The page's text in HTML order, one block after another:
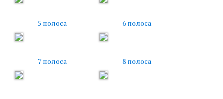
5 полоса 6 полоса
7 полоса 8 полоса